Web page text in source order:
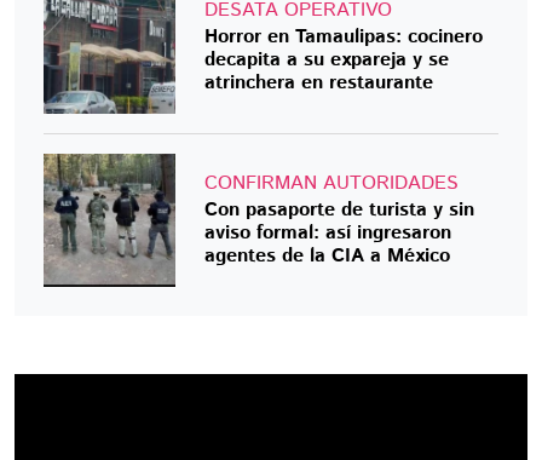
DESATA OPERATIVO
Horror en Tamaulipas: cocinero
decapita a su expareja y se
atrinchera en restaurante
CONFIRMAN AUTORIDADES
Con pasaporte de turista y sin
aviso formal: así ingresaron
agentes de la CIA a México